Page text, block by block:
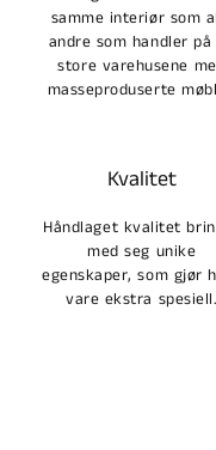
samme interiør som
andre som handler på
store varehusene
masseproduserte
Kvalitet
Håndlaget kvalitet
med seg unike
egenskaper, som gjør
vare ekstra spesiell.